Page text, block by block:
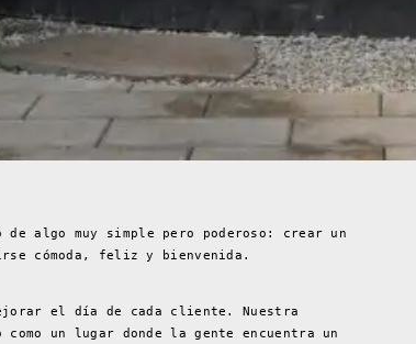
de algo muy simple pero poderoso: crear un
cómoda, feliz y bienvenida.
el día de cada cliente. Nuestra
un lugar donde la gente encuentra un